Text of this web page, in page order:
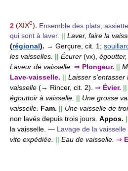
2 (XIXe). Ensemble des plats,
qui sont à laver. || Laver, faire la
(régional). → Gerçure, cit. 1;
les vaisselles. || Écurer (vx),
Laveur de vaisselle. ⇒ Plongeur. ||
Lave-vaisselle. || Laisser s'entasser
vaisselle (→ Rincer, cit. 2). ⇒ Évier. ||
égouttoir à vaisselle. || Une grosse
vaisselle. Fam. || Une vaisselle de
non lavés depuis trois jours. Appos.
la vaisselle. — Lavage de la vaisselle
vite expédiée. || Eau de vaisselle. ⇒